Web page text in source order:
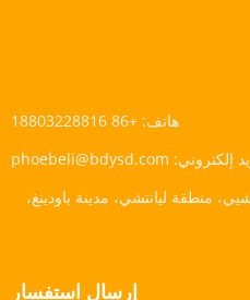
هاتف: +86 18803228816
إلكتروني: phoebeli@bdysd.com
تشيي، منطقة ليانتشي، مدينة باودينغ،
إرسال استفسار